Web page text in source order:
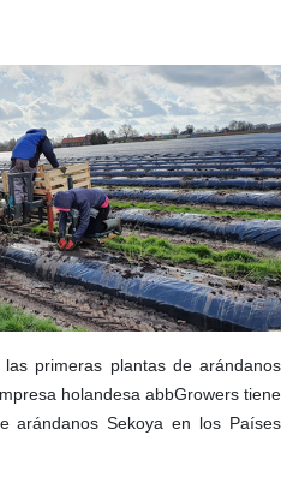
primeras plantas de arándanos
holandesa abbGrowers tiene
arándanos Sekoya en los Países